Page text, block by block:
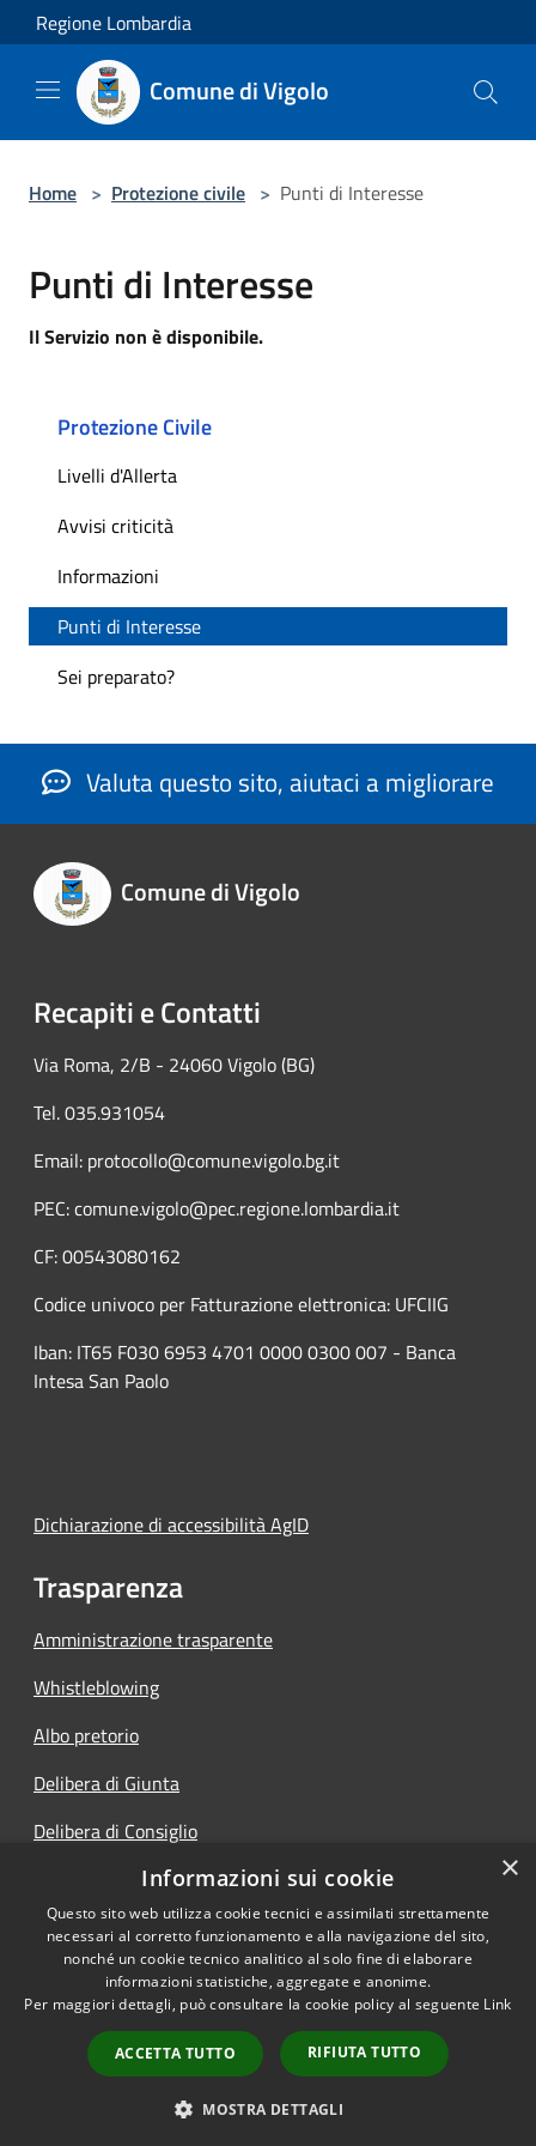
Salta al contenuto principale
Regione Lombardia
Comune di Vigolo
Home > Protezione civile > Punti di Interesse
Punti di Interesse
Il Servizio non è disponibile.
Protezione Civile
Livelli d'Allerta
Avvisi criticità
Informazioni
Punti di Interesse
Sei preparato?
Valuta questo sito, aiutaci a migliorare
Comune di Vigolo
Recapiti e Contatti
Via Roma, 2/B - 24060 Vigolo (BG)
Tel. 035.931054
Email: protocollo@comune.vigolo.bg.it
PEC: comune.vigolo@pec.regione.lombardia.it
CF: 00543080162
Codice univoco per Fatturazione elettronica: UFCIIG
Iban: IT65 F030 6953 4701 0000 0300 007 - Banca
Intesa San Paolo
Dichiarazione di accessibilità AgID
Trasparenza
Amministrazione trasparente
Whistleblowing
Albo pretorio
Delibera di Giunta
Delibera di Consiglio
RSS
Accessibilità
Copyright © 2026 • Comune di
Municipium•
Accesso
redazione
×
Informazioni sui cookie
Questo sito web utilizza cookie tecnici e assimilati strettamente
necessari al corretto funzionamento e alla navigazione del sito,
nonché un cookie tecnico analitico al solo fine di elaborare
informazioni statistiche, aggregate e anonime.
Per maggiori dettagli, può consultare la cookie policy al seguente Link
ACCETTA TUTTO RIFIUTA TUTTO
MOSTRA DETTAGLI